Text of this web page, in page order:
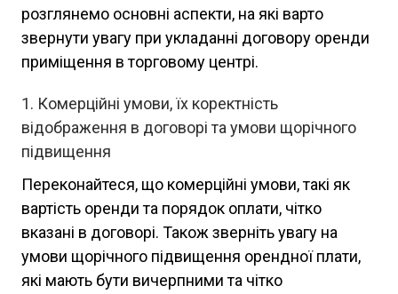
розглянемо основні аспекти, на які варто
звернути увагу при укладанні договору оренди
приміщення в торговому центрі.
Комерційні умови, їх коректність
відображення в договорі та умови щорічного
підвищення
Переконайтеся, що комерційні умови, такі як
вартість оренди та порядок оплати, чітко
вказані в договорі. Також зверніть увагу на
умови щорічного підвищення орендної плати,
які мають бути вичерпними та чітко